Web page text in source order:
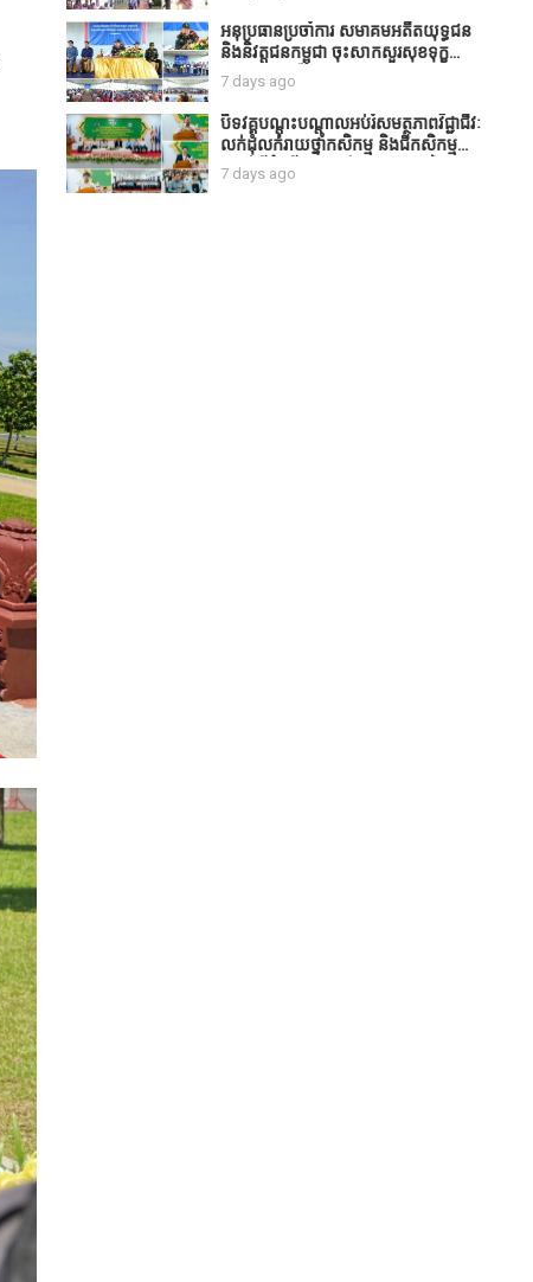
អនុប្រធានប្រចាំការ សមាគមអតីតយុទ្ធជន
និងនិវត្តជនកម្ពុជា ចុះសាកសួរសុខទុក្ខ
សប្បុរសជន ដែលបានចូល
រួមសាងសង់សាលប្រជុំ នៅក្នុងមណ្ឌល
អភិវឌ្ឍន៍អតីតយុទ្ធជន មរតកតេជោធិបតី
ថ្លុកកព្រីង
7 days ago
បិទវគ្គបណ្តុះបណ្តាលអប់រំសមត្ថភាពវិជ្ជាជីវៈ
លក់ដុំលក់រាយថ្នាំកសិកម្ម និងជីកសិកម្ម
បន្ទាប់ពីដំណើរការអស់រយៈពេល 3 ថ្ងៃ
7 days ago